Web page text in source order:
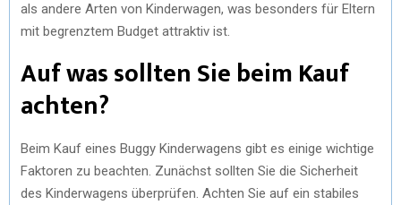
als andere Arten von Kinderwagen, was besonders für Eltern
mit begrenztem Budget attraktiv ist.
Auf was sollten Sie beim Kauf
achten?
Beim Kauf eines Buggy Kinderwagens gibt es einige wichtige
Faktoren zu beachten. Zunächst sollten Sie die Sicherheit
des Kinderwagens überprüfen. Achten Sie auf ein stabiles